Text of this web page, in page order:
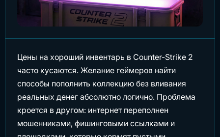
Цены на хороший инвентарь в Counter-Strike 2
часто кусаются. Желание геймеров найти
способы пополнить коллекцию без вливания
реальных денег абсолютно логично. Проблема
кроется в другом: интернет переполнен
мошенниками, фишинговыми ссылками и